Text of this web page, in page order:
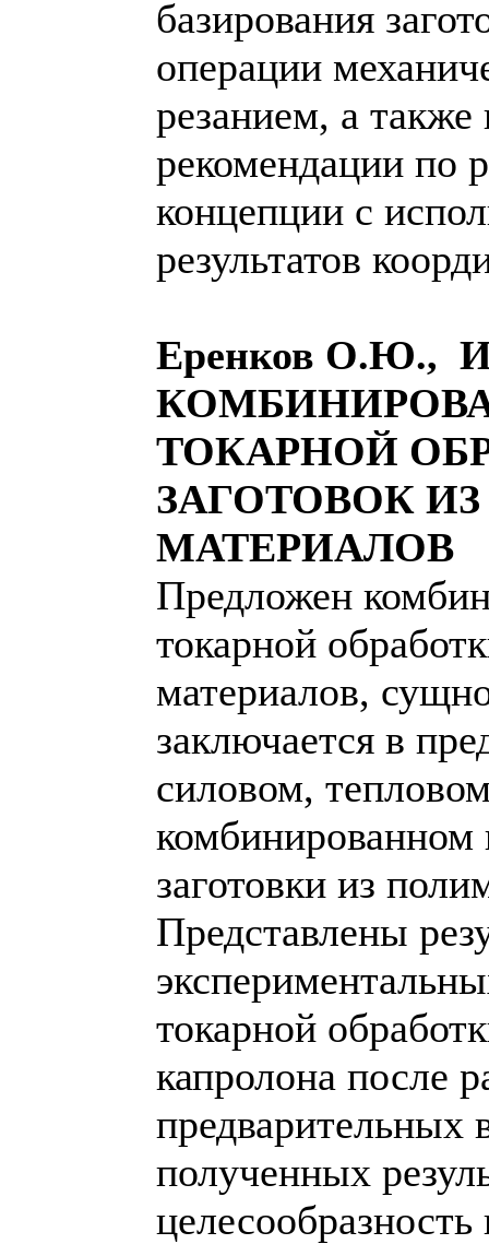
базирования
операции
резанием, а также
рекомендации по
концепции с
результатов
Еренков О.Ю.,
ТОКАРНОЙ
ЗАГОТОВОК
МАТЕРИАЛОВ
Предложен
токарной
материалов,
заключается в
силовом,
комбинированном
заготовки из
Представлены
токарной
капролона после
предварительных
полученных